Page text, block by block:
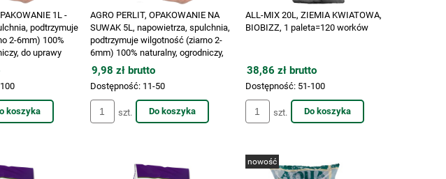
1L -
podtrzymuje
2-6mm) 100%
do uprawy
koszyka
AGRO PERLIT, OPAKOWANIE NA
SUWAK 5L, napowietrza, spulchnia,
podtrzymuje wilgotność (ziarno 2-
6mm) 100% naturalny, ogrodniczy,
do uprawy roślin, VF KRK
9,98 zł brutto
Dostępność: 11-50
szt. Do koszyka
ALL-MIX 20L, ZIEMIA KWIATOWA,
BIOBIZZ, 1 paleta=120 worków
38,86 zł brutto
Dostępność: 51-100
szt. Do koszyka
nowość